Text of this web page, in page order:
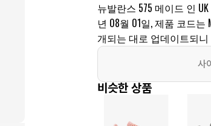
뉴발란스 575 메이드 인
년 08월 01일, 제품 코드는
개되는 대로 업데이트되
사
비슷한 상품